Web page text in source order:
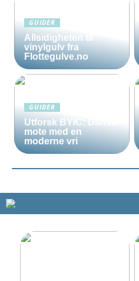
GUIDER
Allsidigheten til
vinylgulv fra
Flottegulve.no
GUIDER
Utforsk BYIC: Dansk
mote med en
moderne vri